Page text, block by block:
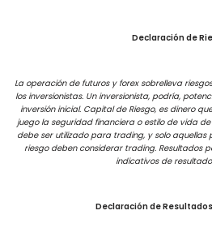
Declaración de
La operación de futuros y forex sobrelleva
los inversionistas. Un inversionista, podría,
inversión inicial. Capital de Riesgo, es dinero
juego la seguridad financiera o estilo de vida
debe ser utilizado para trading, y solo aquellas
riesgo deben considerar trading. Resultados
indicativos de
Declaración de